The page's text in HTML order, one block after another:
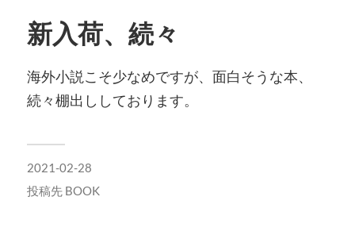
新入荷、続々
海外小説こそ少なめですが、面白そうな本、
続々棚出ししております。
2021-02-28
投稿先 BOOK